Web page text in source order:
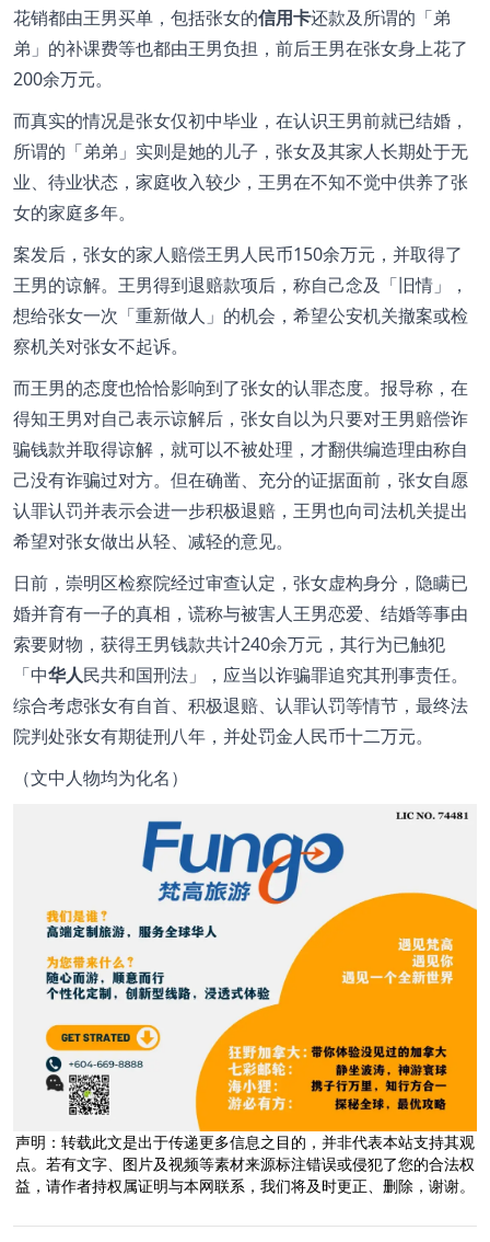
花销都由王男买单，包括张女的信用卡还款及所谓的「弟
弟」的补课费等也都由王男负担，前后王男在张女身上花了
200余万元。
而真实的情况是张女仅初中毕业，在认识王男前就已结婚，
所谓的「弟弟」实则是她的儿子，张女及其家人长期处于无
业、待业状态，家庭收入较少，王男在不知不觉中供养了张
女的家庭多年。
案发后，张女的家人赔偿王男人民币150余万元，并取得了
王男的谅解。王男得到退赔款项后，称自己念及「旧情」，
想给张女一次「重新做人」的机会，希望公安机关撤案或检
察机关对张女不起诉。
而王男的态度也恰恰影响到了张女的认罪态度。报导称，在
得知王男对自己表示谅解后，张女自以为只要对王男赔偿诈
骗钱款并取得谅解，就可以不被处理，才翻供编造理由称自
己没有诈骗过对方。但在确凿、充分的证据面前，张女自愿
认罪认罚并表示会进一步积极退赔，王男也向司法机关提出
希望对张女做出从轻、减轻的意见。
日前，崇明区检察院经过审查认定，张女虚构身分，隐瞒已
婚并育有一子的真相，谎称与被害人王男恋爱、结婚等事由
索要财物，获得王男钱款共计240余万元，其行为已触犯
「中华人民共和国刑法」，应当以诈骗罪追究其刑事责任。
综合考虑张女有自首、积极退赔、认罪认罚等情节，最终法
院判处张女有期徒刑八年，并处罚金人民币十二万元。
（文中人物均为化名）
声明：转载此文是出于传递更多信息之目的，并非代表本站支持其观
点。若有文字、图片及视频等素材来源标注错误或侵犯了您的合法权
益，请作者持权属证明与本网联系，我们将及时更正、删除，谢谢。